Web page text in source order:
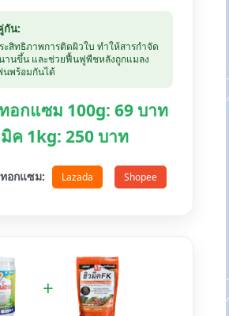
กัน:
ะสิทธิภาพการติดผิวใบ ทำให้สารกำจัด
านขึ้น และช่วยฟื้นฟูพืชหลังถูกแมลง
พร้อมกันได้
อกแซม 100g: 69 บาท
ค 1kg: 250 บาท
อกแซม: Lazada Shopee
+